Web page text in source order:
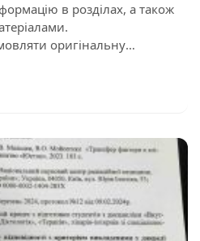
в розділах, а також
оригінальну
по всій Україні та
систему, адже саме для цього